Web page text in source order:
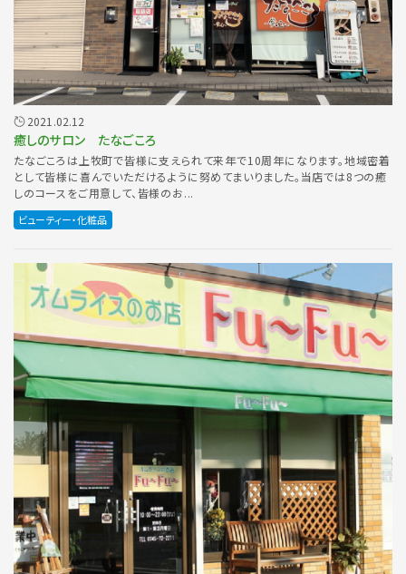
2021.02.12
癒しのサロン たなごころ
たなごころは上牧町で皆様に支えられて来年で10周年になります。地域密着
として皆様に喜んでいただけるように努めてまいりました。当店では8つの癒
しのコースをご用意して、皆様のお...
ビューティー・化粧品